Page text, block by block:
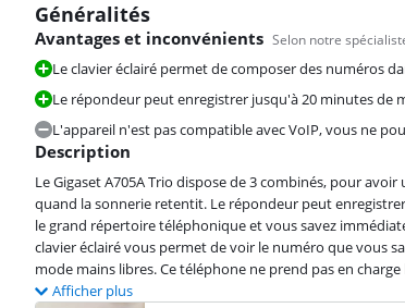
Généralités
Avantages et inconvénients Selon notre
Le clavier éclairé permet de composer des numéros
Le répondeur peut enregistrer jusqu'à 20 minutes de
L'appareil n'est pas compatible avec VoIP, vous ne
Description
Le Gigaset A705A Trio dispose de 3 combinés, pour
quand la sonnerie retentit. Le répondeur peut
le grand répertoire téléphonique et vous savez
clavier éclairé vous permet de voir le numéro que vous
mode mains libres. Ce téléphone ne prend pas en
Afficher plus